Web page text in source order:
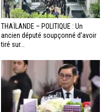
THAÏLANDE – POLITIQUE : Un
ancien député soupçonné d’avoir
tiré sur...